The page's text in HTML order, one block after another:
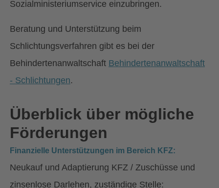
Sozialministeriumservice einzubringen.
Beratung und Unterstützung beim
Schlichtungsverfahren gibt es bei der
Behindertenanwaltschaft Behindertenanwaltschaft
- Schlichtungen.
Überblick über mögliche
Förderungen
Finanzielle Unterstützungen im Bereich KFZ:
Neukauf und Adaptierung KFZ / Zuschüsse und
zinsenlose Darlehen, zuständige Stelle: